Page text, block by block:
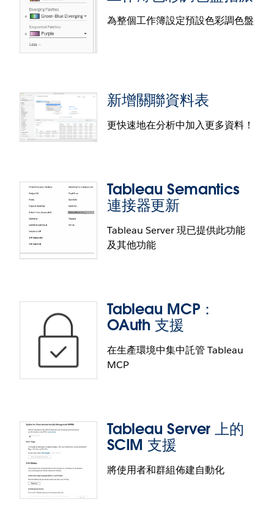
果。這種新體驗允許創作者建立和修改調色盤，這些
調色盤可以在工作簿或多個工作簿中重複使用。自訂
色彩調色盤會儲存到首選項檔案中，並在以後的
Tableau Desktop 工作階段中持續保留。
「顯示」中的即時視覺效果
用者現在可以透過更新的「顯示」功能簡化資料分
析。開啟「顯示」後，按幾下即可查看資料視覺效
果。預設提供全部視覺化類型，您可以選擇所需的欄
位，或讓 Tableau 協助您開始使用。
為整個工作簿設定預設色彩調色盤
使用新的調色盤設定，確保整個工作簿的色彩一致
性。創作者現在可以一次設定預設的分類、發散和順
序色彩調色盤，以便在全部視覺效果和儀表板中應用
一致的樣式，藉此節省時間與精力。可在 Tableau
Desktop、Tableau Cloud 和 Tableau Server Web
新增關聯資料表
更快速地在分析中加入更多資料！
新增關聯資料表
係，運用資料庫中定義的外部索引鍵限制，簡化在
Tableau Desktop、Server 和 Cloud 中的設定。
Tableau Semantics
連接器更新
Tableau Server 現已提供此功能
及其他功能
Tableau Semantics 連接器更新
Server 和 Cloud 使用者也可以使用連接器的最新更
新。現在，在最佳化和擴充 Tableau 資料來源時，您
可以在使用者和工作簿上重複使用精選的 Tableau
Semantics 資料來源。將語意模型中定義的群組和資
料桶新增到視覺化，讓使用者能夠運用精心設計的業
務邏輯。運用多事實語意模型建立視覺化，以實現跨
Tableau MCP：
OAuth 支援
在生產環境中集中託管 Tableau
MCP
Tableau MCP：OAuth 支援
使用 Tableau MCP 時，請確保符合企業級治理和安全
標準。藉由 HTTP 傳輸和 OAuth 的支援，您可以集中
託管和管理遠端 Tableau MCP 伺服器，該伺服器接受
Tableau Server 上的
SCIM 支援
將使用者和群組佈建自動化